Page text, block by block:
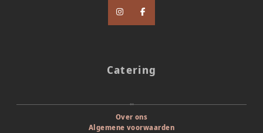
Catering
Over ons
Algemene voorwaarden